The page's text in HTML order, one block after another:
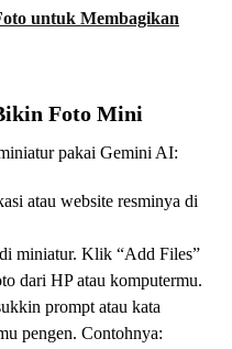
untuk Membagikan
Foto Mini
pakai Gemini AI:
atau website resminya di
miniatur. Klik “Add Files”
dari HP atau komputermu.
prompt atau kata
pengen. Contohnya: